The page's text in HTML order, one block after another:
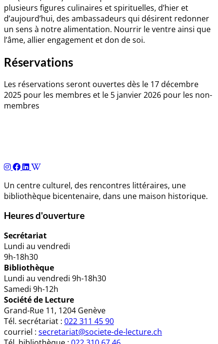
plusieurs figures culinaires et spirituelles, d’hier et
d’aujourd’hui, des ambassadeurs qui désirent redonner
un sens à notre alimentation. Nourrir le ventre ainsi que
l’âme, allier engagement et don de soi.
Réservations
Les réservations seront ouvertes dès le 17 décembre
2025 pour les membres et le 5 janvier 2026 pour les non-
membres
Un centre culturel, des rencontres littéraires, une
bibliothèque bicentenaire, dans une maison historique.
Heures d'ouverture
Secrétariat
Lundi au vendredi
9h-18h30
Bibliothèque
Lundi au vendredi 9h-18h30
Samedi 9h-12h
Société de Lecture
Grand-Rue 11, 1204 Genève
Tél. secrétariat : 022 311 45 90
courriel : secretariat@societe-de-lecture.ch